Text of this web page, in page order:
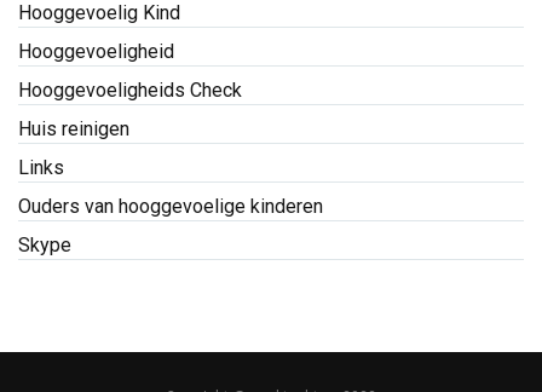
Hooggevoelig Kind
Hooggevoeligheid
Hooggevoeligheids Check
Huis reinigen
Links
Ouders van hooggevoelige kinderen
Skype